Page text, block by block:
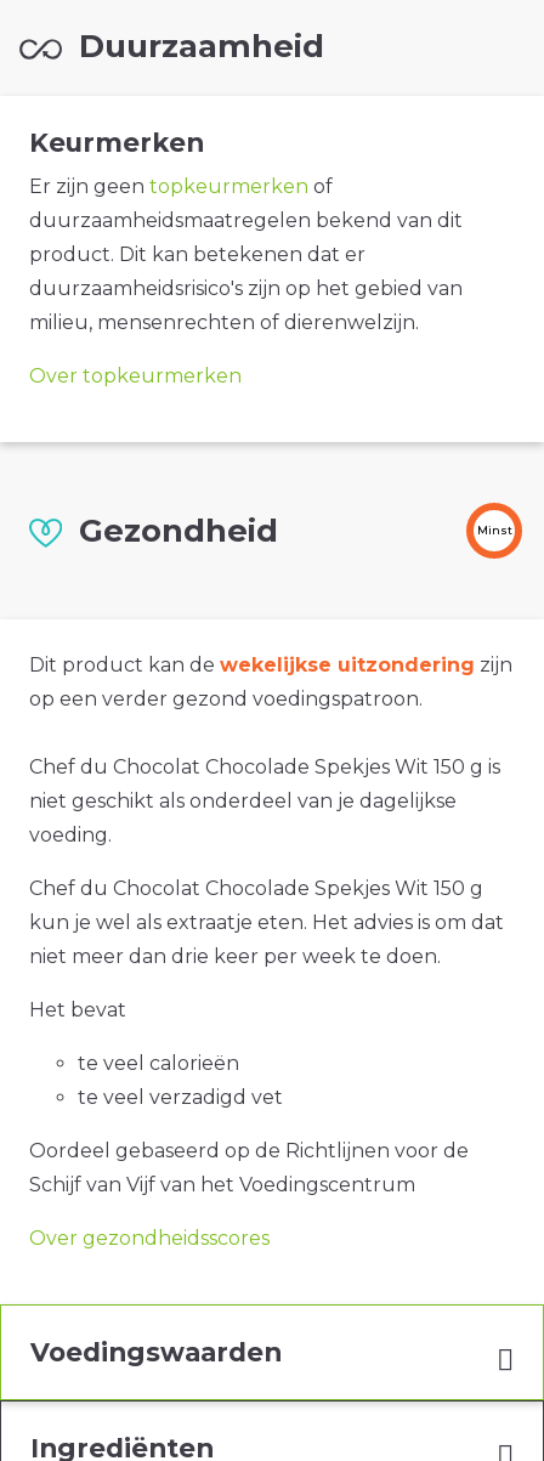
Duurzaamheid
Keurmerken
Er zijn geen topkeurmerken of
duurzaamheidsmaatregelen bekend van dit
product. Dit kan betekenen dat er
duurzaamheidsrisico's zijn op het gebied van
milieu, mensenrechten of dierenwelzijn.
Over topkeurmerken
Gezondheid Minst
Dit product kan de wekelijkse uitzondering zijn
op een verder gezond voedingspatroon.
Chef du Chocolat Chocolade Spekjes Wit 150 g is
niet geschikt als onderdeel van je dagelijkse
voeding.
Chef du Chocolat Chocolade Spekjes Wit 150 g
kun je wel als extraatje eten. Het advies is om dat
niet meer dan drie keer per week te doen.
Het bevat
te veel calorieën
te veel verzadigd vet
Oordeel gebaseerd op de Richtlijnen voor de
Schijf van Vijf van het Voedingscentrum
Over gezondheidsscores
Voedingswaarden
Ingrediënten